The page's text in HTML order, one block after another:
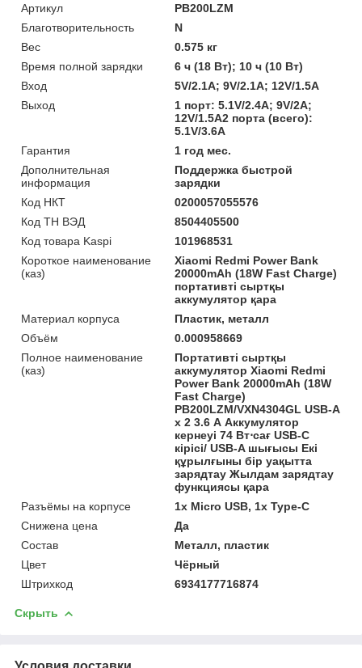
Артикул
PB200LZM
Благотворительность
N
Вес
0.575 кг
Время полной зарядки
6 ч (18 Вт); 10 ч (10 Вт)
Вход
5V/2.1A; 9V/2.1A; 12V/1.5A
Выход
1 порт: 5.1V/2.4A; 9V/2A;
12V/1.5A2 порта (всего):
5.1V/3.6A
Гарантия
1 год мес.
Дополнительная
информация
Поддержка быстрой
зарядки
Код НКТ
0200057055576
Код ТН ВЭД
8504405500
Код товара Kaspi
101968531
Короткое наименование
(каз)
Xiaomi Redmi Power Bank
20000mAh (18W Fast Charge)
портативті сыртқы
аккумулятор қара
Материал корпуса
Пластик, металл
Объём
0.000958669
Полное наименование
(каз)
Портативті сыртқы
аккумулятор Xiaomi Redmi
Power Bank 20000mAh (18W
Fast Charge)
PB200LZM/VXN4304GL USB-A
x 2 3.6 А Аккумулятор
кернеуі 74 Вт⋅сағ USB-C
кірісі/ USB-A шығысы Екі
құрылғыны бір уақытта
зарядтау Жылдам зарядтау
функциясы қара
Разъёмы на корпусе
1x Micro USB, 1x Type-C
Снижена цена
Да
Состав
Металл, пластик
Цвет
Чёрный
Штрихкод
6934177716874
Скрыть